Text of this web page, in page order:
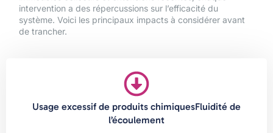
intervention a des répercussions sur l’efficacité du
système. Voici les principaux impacts à considérer avant
de trancher.
Usage excessif de produits chimiquesFluidité de
l’écoulement